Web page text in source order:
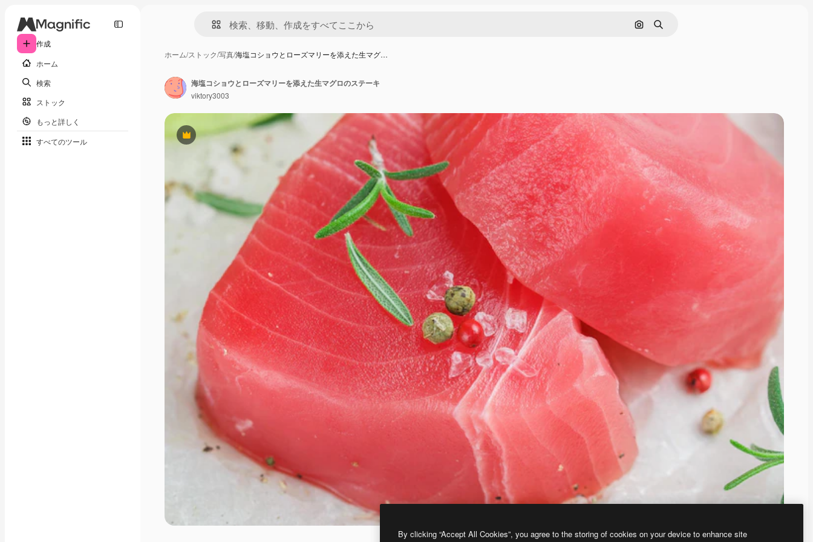
作成
ホーム
検索
ストック
もっと詳しく
すべてのツール
画像で検索
検索
ホーム/ストック/写真/海塩コショウとローズマリーを添えた生マグ…
Premium
海塩コショウとローズマリーを添えた生マグロのステーキ
viktory3003
By clicking “Accept All Cookies”, you agree to the storing of cookies on your device to enhance site